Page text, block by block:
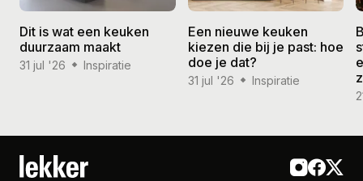
Dit is wat een keuken
duurzaam maakt
31 jul '26 Inspiratie
Een nieuwe keuken
kiezen die bij je past: hoe
doe je dat?
31 jul '26 Inspiratie